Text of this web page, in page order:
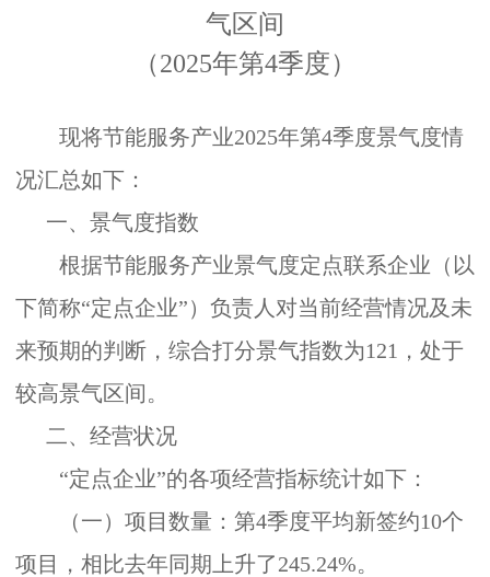
气区间
（2025年第4季度）
现将节能服务产业2025年第4季度景气度情
况汇总如下：
一、 景气度指数
根据节能服务产业景气度定点联系企业（以
下简称“定点企业”）负责人对当前经营情况及未
来预期的判断，综合打分景气指数为121 ，处于
较高景气区间。
二、 经营状况
“定点企业”的各项经营指标统计如下：
（一）项目数量： 第4季度平均新签约10个
项目，相比去年同期上升了245.24%。